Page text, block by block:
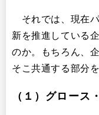
それでは、現在
新を推進している
のか。もちろん、
そこ共通する部分
（１）グロース